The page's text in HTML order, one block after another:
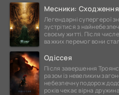
Месники:
Легендарні супергерої
зустрітися з
своєму житті. Після
важких перемог вони
Одіссея
Після завершення
разом із невеликим
небезпечну подорож
років чекає вірна